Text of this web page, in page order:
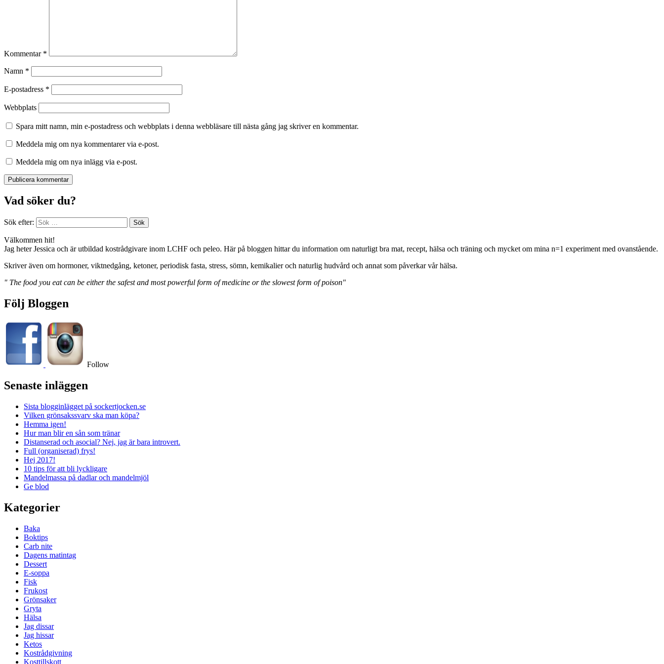
Kommentar *
Namn *
E-postadress *
Webbplats
Spara mitt namn, min e-postadress och webbplats i denna webbläsare till nästa gång jag skriver en kommentar.
Meddela mig om nya kommentarer via e-post.
Meddela mig om nya inlägg via e-post.
Vad söker du?
Sök efter:
Välkommen hit!
Jag heter Jessica och är utbildad kostrådgivare inom LCHF och peleo. Här på bloggen hittar du information om naturligt bra mat, recept, hälsa och träning och mycket om mina n=1 experiment med ovanstående.
Skriver även om hormoner, viktnedgång, ketoner, periodisk fasta, stress, sömn, kemikalier och naturlig hudvård och annat som påverkar vår hälsa.
" The food you eat can be either the safest and most powerful form of medicine or the slowest form of poison"
Följ Bloggen
Follow
Senaste inläggen
Sista blogginlägget på sockertjocken.se
Vilken grönsakssvarv ska man köpa?
Hemma igen!
Hur man blir en sån som tränar
Distanserad och asocial? Nej, jag är bara introvert.
Full (organiserad) frys!
Hej 2017!
10 tips för att bli lyckligare
Mandelmassa på dadlar och mandelmjöl
Ge blod
Kategorier
Baka
Boktips
Carb nite
Dagens matintag
Dessert
E-soppa
Fisk
Frukost
Grönsaker
Gryta
Hälsa
Jag dissar
Jag hissar
Ketos
Kostrådgivning
Kosttillskott